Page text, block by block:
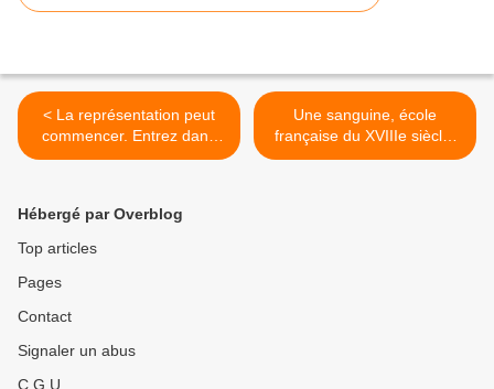
< La représentation peut
commencer. Entrez dans
l'opera Arte Povera !
Une sanguine, école
française du XVIIIe siècle,
adjugée 163 000 € - Drouot
Hébergé par Overblog
Top articles
Pages
Contact
Signaler un abus
C.G.U.